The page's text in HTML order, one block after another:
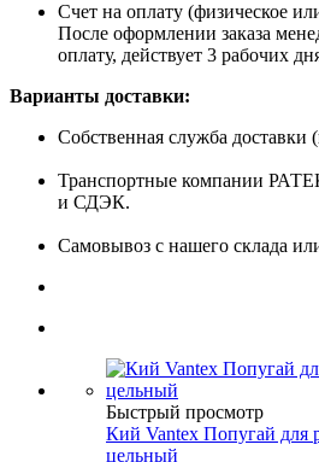
Счет на оплату (физическое
После оформлении заказа
оплату, действует 3 рабочих
Варианты доставки:
Собственная служба доставки
Транспортные компании
и СДЭК.
Самовывоз с нашего склада
Быстрый просмотр
Кий Vantex Попугай для
цельный